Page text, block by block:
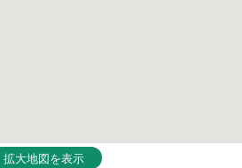
拡大地図を表示